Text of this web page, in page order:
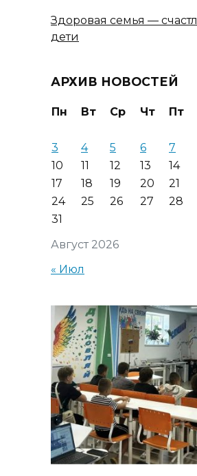
Здоровая семья —
дети
АРХИВ НОВОСТЕЙ
Август 2026
Пн Вт Ср Чт Пт
3
4 5 6 7
10
11 12 13 14
17
18 19 20 21
24
25 26 27 28
31
« Июл